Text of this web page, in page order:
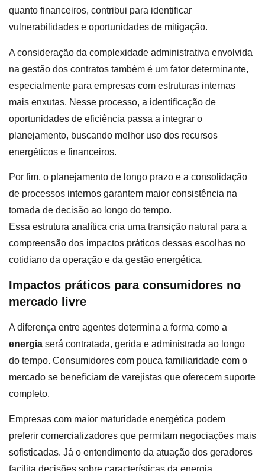
quanto financeiros, contribui para identificar
vulnerabilidades e oportunidades de mitigação.
A consideração da complexidade administrativa envolvida
na gestão dos contratos também é um fator determinante,
especialmente para empresas com estruturas internas
mais enxutas. Nesse processo, a identificação de
oportunidades de eficiência passa a integrar o
planejamento, buscando melhor uso dos recursos
energéticos e financeiros.
Por fim, o planejamento de longo prazo e a consolidação
de processos internos garantem maior consistência na
tomada de decisão ao longo do tempo.
Essa estrutura analítica cria uma transição natural para a
compreensão dos impactos práticos dessas escolhas no
cotidiano da operação e da gestão energética.
Impactos práticos para consumidores no
mercado livre
A diferença entre agentes determina a forma como a
energia será contratada, gerida e administrada ao longo
do tempo. Consumidores com pouca familiaridade com o
mercado se beneficiam de varejistas que oferecem suporte
completo.
Empresas com maior maturidade energética podem
preferir comercializadores que permitam negociações mais
sofisticadas. Já o entendimento da atuação dos geradores
facilita decisões sobre características da energia